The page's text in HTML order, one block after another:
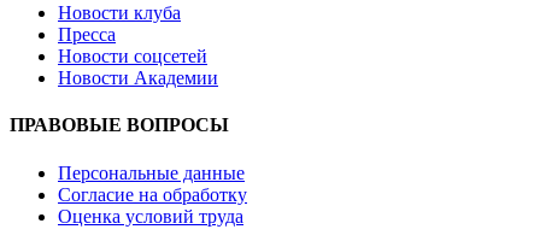
Новости клуба
Пресса
Новости соцсетей
Новости Академии
ПРАВОВЫЕ ВОПРОСЫ
Персональные данные
Согласие на обработку
Оценка условий труда